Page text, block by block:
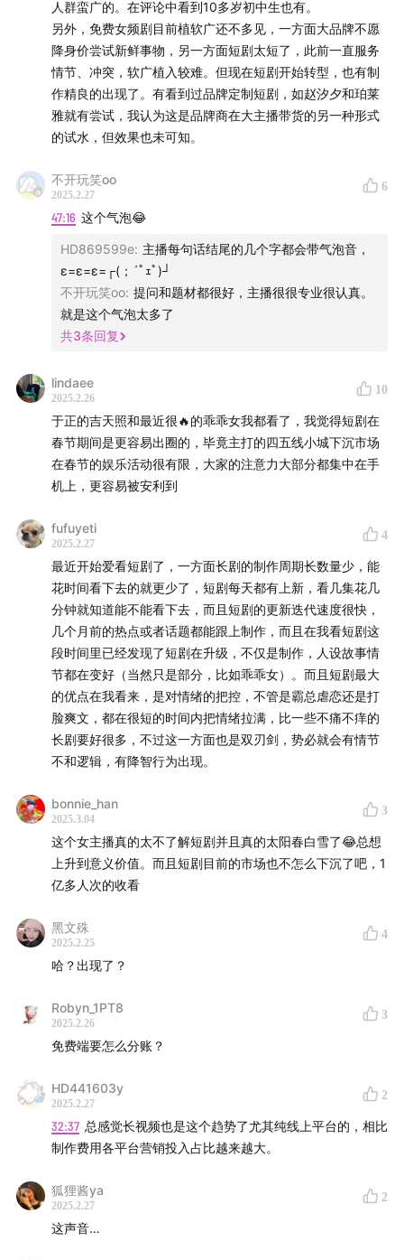
富多样的短剧内容，同时与众多影视机构合作，推出定制
剧和版权剧。
“男频”是指以男性为主要受众群体的内容类型。这类短剧
通常围绕男性观众感兴趣的题材展开，如都市职场、武侠
仙侠、悬疑冒险、军事科幻等，强调情节的紧张刺激、主
角的成长逆袭以及对男性观众的情感共鸣。其特点是节奏
快、冲突强、主题鲜明，旨在满足男性观众对英雄主义、
权力争夺、智慧较量等元素的喜好。
“女频”是指以女性为主要受众群体的内容类型。这类短剧
的题材包括甜宠爱情、古装言情、职场励志、家庭生活
等。女频短剧的特点是情感细腻、情节温馨，注重人物的
情感发展和内心世界，强调浪漫、治愈和女性自我成长，
旨在满足女性观众对美好爱情、理想生活和自我价值实现
的向往。
姜十七
知名短剧演员，因多部热门短剧如《夜班日记》《恶女的
告白》等走红，以甜宠、逆袭题材为主，作品播放量屡创
新高，是短剧领域的代表人物之一。
视觉：@茶茶
更多节目相关内容，欢迎关注微博和微信公众号：娱乐资
人群蛮广的。在评论中看到10多岁初中生也有。
另外，免费女频剧目前植软广还不多见，一方面大品牌不愿
降身价尝试新鲜事物，另一方面短剧太短了，此前一直服务
情节、冲突，软广植入较难。但现在短剧开始转型，也有制
作精良的出现了。有看到过品牌定制短剧，如赵汐夕和珀莱
雅就有尝试，我认为这是品牌商在大主播带货的另一种形式
的试水，但效果也未可知。
不开玩笑oo
2025.2.27
6
47:16 这个气泡😂
HD869599e: 主播每句话结尾的几个字都会带气泡音，
ε=ε=ε=┌(；´ﾟｪﾟ)┘
不开玩笑oo: 提问和题材都很好，主播很很专业很认真。
就是这个气泡太多了
共3条回复
lindaee
2025.2.26
10
于正的吉天照和最近很🔥的乖乖女我都看了，我觉得短剧在
春节期间是更容易出圈的，毕竟主打的四五线小城下沉市场
在春节的娱乐活动很有限，大家的注意力大部分都集中在手
机上，更容易被安利到
fufuyeti
2025.2.27
4
最近开始爱看短剧了，一方面长剧的制作周期长数量少，能
花时间看下去的就更少了，短剧每天都有上新，看几集花几
分钟就知道能不能看下去，而且短剧的更新迭代速度很快，
几个月前的热点或者话题都能跟上制作，而且在我看短剧这
段时间里已经发现了短剧在升级，不仅是制作，人设故事情
节都在变好（当然只是部分，比如乖乖女）。而且短剧最大
的优点在我看来，是对情绪的把控，不管是霸总虐恋还是打
脸爽文，都在很短的时间内把情绪拉满，比一些不痛不痒的
长剧要好很多，不过这一方面也是双刃剑，势必就会有情节
不和逻辑，有降智行为出现。
bonnie_han
2025.3.04
3
这个女主播真的太不了解短剧并且真的太阳春白雪了😂总想
上升到意义价值。而且短剧目前的市场也不怎么下沉了吧，1
亿多人次的收看
黑文殊
2025.2.25
4
哈？出现了？
Robyn_1PT8
2025.2.26
3
免费端要怎么分账？
HD441603y
2025.2.27
2
32:37 总感觉长视频也是这个趋势了尤其纯线上平台的，相比
制作费用各平台营销投入占比越来越大。
狐狸酱ya
2025.2.27
2
这声音…